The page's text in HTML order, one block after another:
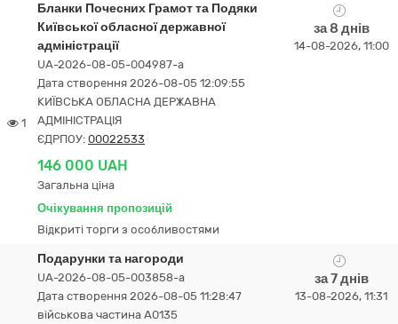
1
Бланки Почесних Грамот та Подяки
Київської обласної державної
адміністрації
UA-2026-08-05-004987-a
Дата створення 2026-08-05 12:09:55
КИЇВСЬКА ОБЛАСНА ДЕРЖАВНА
АДМІНІСТРАЦІЯ
ЄДРПОУ: 00022533
146 000 UAH
Загальна ціна
Очікування пропозицій
Відкриті торги з особливостями
за 8 днів
14-08-2026, 11:00
Подарунки та нагороди
UA-2026-08-05-003858-a
Дата створення 2026-08-05 11:28:47
військова частина А0135
за 7 днів
13-08-2026, 11:31